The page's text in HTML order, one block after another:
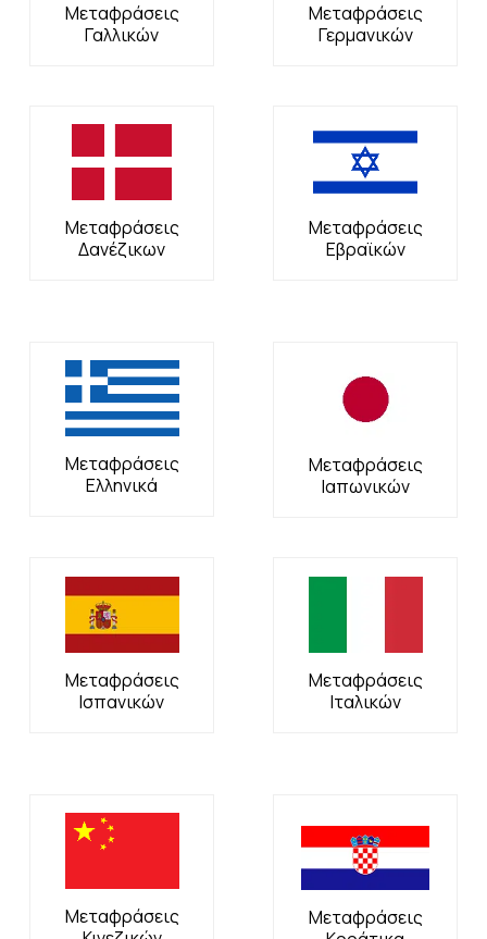
Μεταφράσεις
Γαλλικών
Μεταφράσεις
Γερμανικών
Μεταφράσεις
Δανέζικων
Μεταφράσεις
Εβραϊκών
Μεταφράσεις
Ελληνικά
Μεταφράσεις
Ιαπωνικών
Μεταφράσεις
Ισπανικών
Μεταφράσεις
Ιταλικών
Μεταφράσεις
Μεταφράσεις